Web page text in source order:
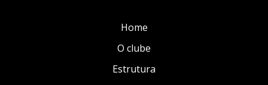
Home
O clube
Estrutura